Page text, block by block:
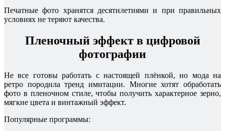
Печатные фото хранятся десятилетиями и при правильных
условиях не теряют качества.
Пленочный эффект в цифровой
фотографии
Не все готовы работать с настоящей плёнкой, но мода на
ретро породила тренд имитации. Многие хотят обработать
фото в пленочном стиле, чтобы получить характерное зерно,
мягкие цвета и винтажный эффект.
Популярные программы: